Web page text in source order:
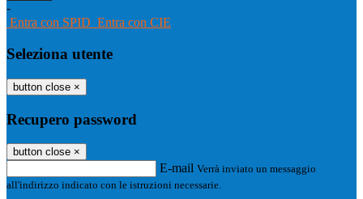
-
Entra con SPID Entra con CIE
Seleziona utente
button close ×
Recupero password
button close ×
E-mail Verrà inviato un messaggio
all'indirizzo indicato con le istruzioni necessarie.